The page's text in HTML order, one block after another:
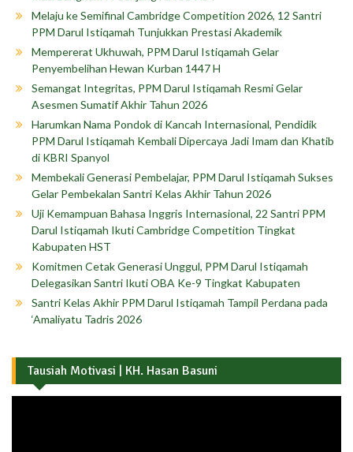
Melaju ke Semifinal Cambridge Competition 2026, 12 Santri
PPM Darul Istiqamah Tunjukkan Prestasi Akademik
Mempererat Ukhuwah, PPM Darul Istiqamah Gelar
Penyembelihan Hewan Kurban 1447 H
Semangat Integritas, PPM Darul Istiqamah Resmi Gelar
Asesmen Sumatif Akhir Tahun 2026
Harumkan Nama Pondok di Kancah Internasional, Pendidik
PPM Darul Istiqamah Kembali Dipercaya Jadi Imam dan Khatib
di KBRI Spanyol
Membekali Generasi Pembelajar, PPM Darul Istiqamah Sukses
Gelar Pembekalan Santri Kelas Akhir Tahun 2026
Uji Kemampuan Bahasa Inggris Internasional, 22 Santri PPM
Darul Istiqamah Ikuti Cambridge Competition Tingkat
Kabupaten HST
Komitmen Cetak Generasi Unggul, PPM Darul Istiqamah
Delegasikan Santri Ikuti OBA Ke-9 Tingkat Kabupaten
Santri Kelas Akhir PPM Darul Istiqamah Tampil Perdana pada
‘Amaliyatu Tadris 2026
Tausiah Motivasi | KH. Hasan Basuni